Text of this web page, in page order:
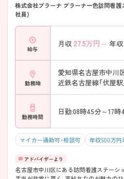
株式会社プラーナ プラーナ一色訪問看
社員)
給与
月収 27.5万円～ 年収
勤務地
愛知県名古屋市中川
近鉄名古屋線「伏屋駅
勤務時間
日勤:08時45分～17時
マイカー通勤可・相談可 年収500万円
名古屋市中川区にある訪問看護ステーショ